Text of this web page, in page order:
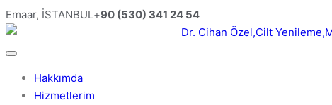
Emaar, İSTANBUL+90 (530) 341 24 54
Hakkımda
Hizmetlerim